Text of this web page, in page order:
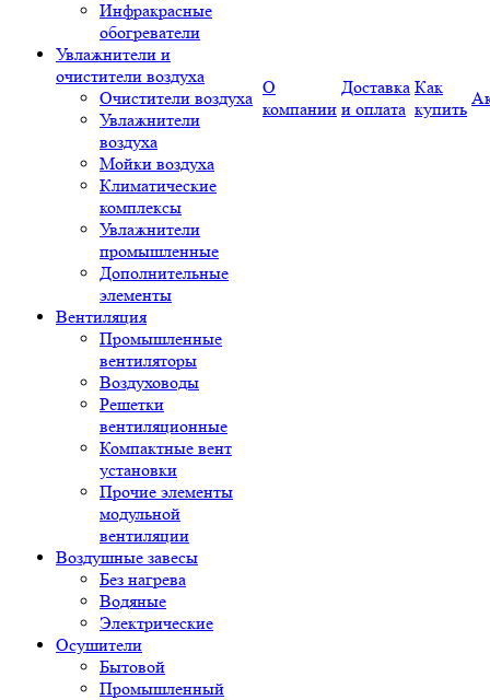
Инфракрасные
обогреватели
Увлажнители и
очистители воздуха
Очистители воздуха
Увлажнители
воздуха
Мойки воздуха
Климатические
комплексы
Увлажнители
промышленные
Дополнительные
элементы
Вентиляция
Промышленные
вентиляторы
Воздуховоды
Решетки
вентиляционные
Компактные вент
установки
Прочие элементы
модульной
вентиляции
Воздушные завесы
Без нагрева
Водяные
Электрические
Осушители
Бытовой
Промышленный
О
компании
Доставка
и оплата
Как
купить